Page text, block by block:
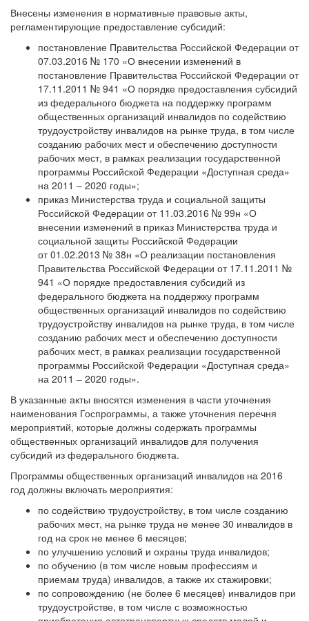
Внесены изменения в нормативные правовые акты,
регламентирующие предоставление субсидий:
постановление Правительства Российской Федерации от
07.03.2016 № 170 «О внесении изменений в
постановление Правительства Российской Федерации от
17.11.2011 № 941 «О порядке предоставления субсидий
из федерального бюджета на поддержку программ
общественных организаций инвалидов по содействию
трудоустройству инвалидов на рынке труда, в том числе
созданию рабочих мест и обеспечению доступности
рабочих мест, в рамках реализации государственной
программы Российской Федерации «Доступная среда»
на 2011 – 2020 годы»;
приказ Министерства труда и социальной защиты
Российской Федерации от 11.03.2016 № 99н «О
внесении изменений в приказ Министерства труда и
социальной защиты Российской Федерации
от 01.02.2013 № 38н «О реализации постановления
Правительства Российской Федерации от 17.11.2011 №
941 «О порядке предоставления субсидий из
федерального бюджета на поддержку программ
общественных организаций инвалидов по содействию
трудоустройству инвалидов на рынке труда, в том числе
созданию рабочих мест и обеспечению доступности
рабочих мест, в рамках реализации государственной
программы Российской Федерации «Доступная среда»
на 2011 – 2020 годы».
В указанные акты вносятся изменения в части уточнения
наименования Госпрограммы, а также уточнения перечня
мероприятий, которые должны содержать программы
общественных организаций инвалидов для получения
субсидий из федерального бюджета.
Программы общественных организаций инвалидов на 2016
год должны включать мероприятия:
по содействию трудоустройству, в том числе созданию
рабочих мест, на рынке труда не менее 30 инвалидов в
год на срок не менее 6 месяцев;
по улучшению условий и охраны труда инвалидов;
по обучению (в том числе новым профессиям и
приемам труда) инвалидов, а также их стажировки;
по сопровождению (не более 6 месяцев) инвалидов при
трудоустройстве, в том числе с возможностью